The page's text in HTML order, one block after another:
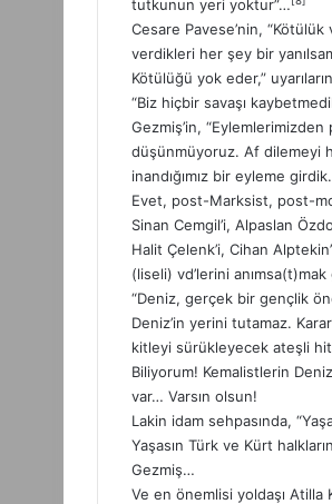
tutkunun yeri yoktur”…
Cesare Pavese’nin,
verdikleri her şey bir
Kötülüğü yok eder,”
“Biz hiçbir savaşı
Gezmiş’in,
düşünmüyoruz. Af dilemeyi
inandığımız bir eyleme
Evet, post-Marksist, post-
Sinan Cemgil’i, Alpaslan
Halit Çelenk’i, Cihan
(liseli) vd’lerini
“Deniz, gerçek bir gençlik
Deniz’in yerini tutamaz.
kitleyi sürükleyecek ateşli
Biliyorum! Kemalistlerin
var… Varsın olsun!
Lakin idam sehpasında,
Yaşasın Türk ve Kürt
Gezmiş…
Ve en önemlisi yoldaşı Atilla